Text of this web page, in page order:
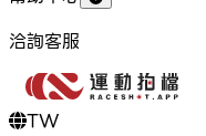
洽詢客服
TW